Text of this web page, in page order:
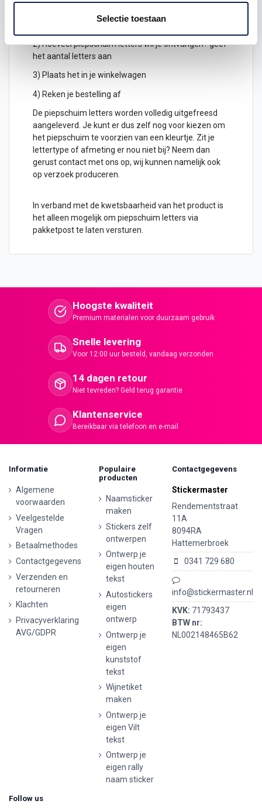
Selectie toestaan
2) Hoeveel piepschuim letters wil je ontvangen? geef
het aantal letters aan
3) Plaats het in je winkelwagen
4) Reken je bestelling af
De piepschuim letters worden volledig uitgefreesd
aangeleverd. Je kunt er dus zelf nog voor kiezen om
het piepschuim te voorzien van een kleurtje. Zit je
lettertype of afmeting er nou niet bij? Neem dan
gerust contact met ons op, wij kunnen namelijk ook
op verzoek produceren.
In verband met de kwetsbaarheid van het product is
het alleen mogelijk om piepschuim letters via
pakketpost te laten versturen.
Hoogste kwaliteit
Premium materialen voor duurzaam gebruik
Snelle levering
Voor 12:00 uur besteld, vandaag verzonden
14 dagen retour
Niet tevreden? Geld terug garantie
Klantenservice
Bereikbaar via telefoon en e-mail
Informatie
Algemene
voorwaarden
Veelgestelde
Vragen
Betaalmethodes
Contactgegevens
Verzenden en
retourneren
Klachten
Privacyverklaring
AVG/GDPR
Populaire
producten
Naamsticker
maken
Stickers zelf
ontwerpen
Ontwerp je
eigen houten
tekst
Autostickers
eigen
ontwerp
Ontwerp je
eigen
kunststof
tekst
Wijnetiket
maken
Ontwerp je
eigen Vilt
tekst
Ontwerp je
eigen rally
naam sticker
Contactgegevens
Stickermaster
Rendementstraat
11A
8094RA
Hattemerbroek
0341 729 680
info@stickermaster.nl
KVK: 71793437
BTW nr:
NL002148465B62
Follow us